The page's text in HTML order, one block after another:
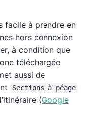
facile à prendre en
hors connexion
à condition que
téléchargée
aussi de
Sections à péage
(Google